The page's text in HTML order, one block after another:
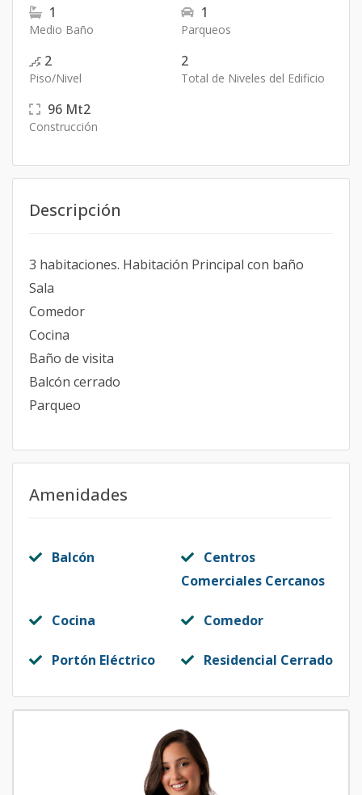
1
Medio Baño
1
Parqueos
2
Piso/Nivel
2
Total de Niveles del Edificio
96 Mt2
Construcción
Descripción
3 habitaciones. Habitación Principal con baño
Sala
Comedor
Cocina
Baño de visita
Balcón cerrado
Parqueo
Amenidades
Balcón
Centros
Comerciales Cercanos
Cocina Comedor
Portón Eléctrico Residencial Cerrado